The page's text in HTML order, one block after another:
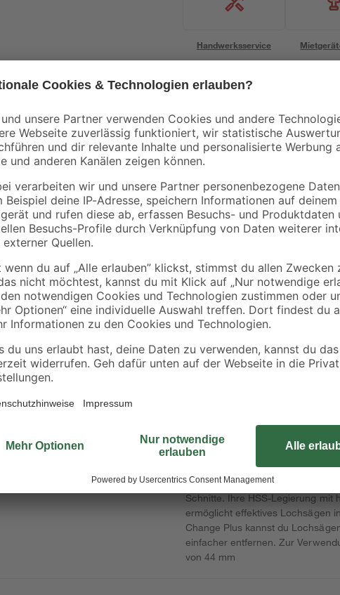
Handwerksservice
Set
Ah mit
Bestseller
Akku-Starter-Set
'Power X-Change'
Ladegerät und Akku
18 V 2,5 Ah
29,99€
Bestseller
Akku-Stichsäge 'TE-
JS 18/80 Li-Solo'
ohne Akku und
Ladegerät
59,99
HSS M3 Lochsäge dank 8 % Kobalt
einer Schnitttiefe von 44 mm
Bau- und Innenmaterialien
Lange Lebensdauer
Bis zu 2x längere Lebensdauer
Für Elektriker und
unschätzbarem Wert für die
Idealfall hast du nur eine Art von
der Innenausbau mit sich bringt.
Material Lochsäge verfügt über
Schnitte. Ihre HSS-Legierung mit
ermöglicht effektives Lochsägen
Change Plus kannst du
einfacher entfernen. Zur
von 44 mm